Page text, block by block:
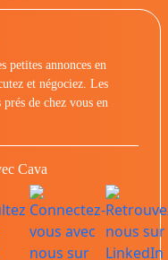
petites annonces en
et négociez. Les
prés de chez vous en
Cava